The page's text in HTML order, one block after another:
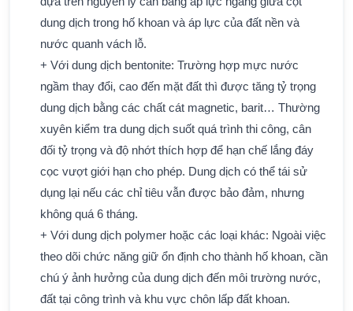
dung dịch trong hố khoan và áp lực của đất nền và
nước quanh vách lỗ.
+ Với dung dịch bentonite: Trường hợp mực nước
ngầm thay đổi, cao đến mặt đất thì được tăng tỷ trọng
dung dịch bằng các chất cát magnetic, barit… Thường
xuyên kiểm tra dung dịch suốt quá trình thi công, cân
đối tỷ trọng và độ nhớt thích hợp để hạn chế lắng đáy
cọc vượt giới hạn cho phép. Dung dịch có thể tái sử
dụng lại nếu các chỉ tiêu vẫn được bảo đảm, nhưng
không quá 6 tháng.
+ Với dung dịch polymer hoặc các loại khác: Ngoài việc
theo dõi chức năng giữ ổn định cho thành hố khoan, cần
chú ý ảnh hưởng của dung dịch đến môi trường nước,
đất tại công trình và khu vực chôn lấp đất khoan.